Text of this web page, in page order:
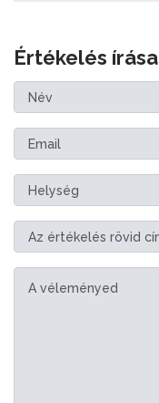
Értékelés írása